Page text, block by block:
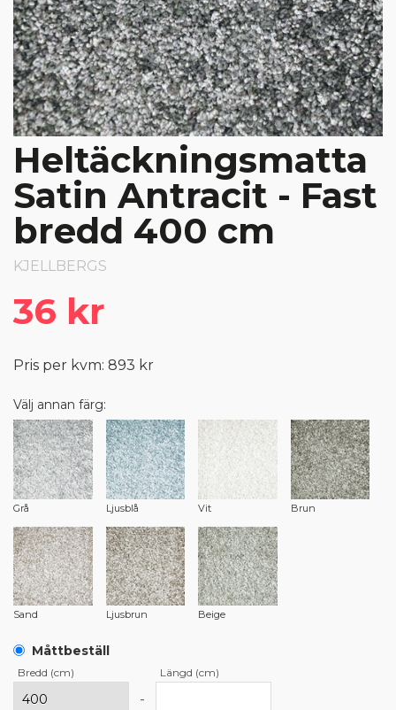
Heltäckningsmatta
Satin Antracit - Fast
bredd 400 cm
KJELLBERGS
36 kr
Pris per kvm: 893 kr
Välj annan färg:
Grå Ljusblå Vit Brun
Sand Ljusbrun Beige
Måttbeställ
Bredd (cm)
-
Längd (cm)